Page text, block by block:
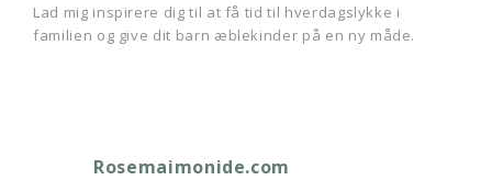
Lad mig inspirere dig til at få tid til hverdagslykke i
familien og give dit barn æblekinder på en ny måde.
Rosemaimonide.com